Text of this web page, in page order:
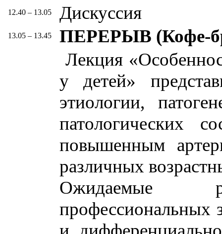
12.40 – 13.05 Дискуссия
13.05 – 13.45 ПЕРЕРЫВ (Кофе-
Лекция
у детей»
этиологии,
патологических
повышенным
различных
Ожидаемые
профессиональных